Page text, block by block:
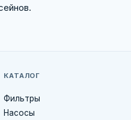
КАТАЛОГ
Фильтры
Насосы